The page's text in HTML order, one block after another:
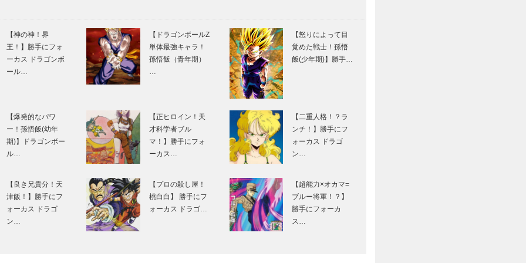
【神の神！界
王！】勝手にフォ
ーカス ドラゴンボ
ール…
【ドラゴンボールZ
単体最強キャラ！
孫悟飯（青年期）
…
【怒りによって目
覚めた戦士！孫悟
飯(少年期)】勝手…
【爆発的なパワ
ー！孫悟飯(幼年
期)】ドラゴンボー
ル…
【正ヒロイン！天
才科学者ブル
マ！】勝手にフォ
ーカス…
【二重人格！？ラ
ンチ！】勝手にフ
ォーカス ドラゴ
ン…
【良き兄貴分！天
津飯！】勝手にフ
ォーカス ドラゴ
ン…
【プロの殺し屋！
桃白白】 勝手にフ
ォーカス ドラゴ…
【超能力×オカマ=
ブルー将軍！？】
勝手にフォーカ
ス…